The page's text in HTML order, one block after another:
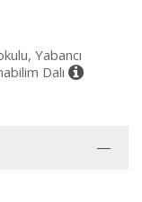
Yabancı
Dalı